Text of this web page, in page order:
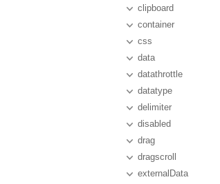
clipboard
container
css
data
datathrottle
datatype
delimiter
disabled
drag
dragscroll
externalData